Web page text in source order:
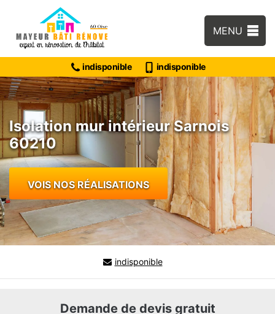
MENU
indisponible indisponible
Isolation mur intérieur Sarnois
60210
VOIS NOS RÉALISATIONS
indisponible
Demande de devis gratuit